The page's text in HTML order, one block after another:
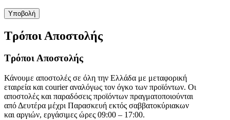
Τρόποι Αποστολής
Τρόποι Αποστολής
Κάνουμε αποστολές σε όλη την Ελλάδα με μεταφορική
εταιρεία και courier αναλόγως τον όγκο των προϊόντων. Οι
αποστολές και παραδόσεις προϊόντων πραγματοποιούνται
από Δευτέρα μέχρι Παρασκευή εκτός σαββατοκύριακων
και αργιών, εργάσιμες ώρες 09:00 – 17:00.